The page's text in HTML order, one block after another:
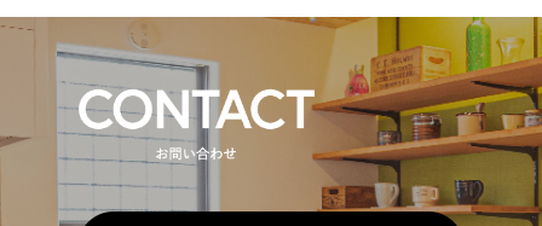
かしたご提案でお客様目線で全
力でサポート致します。
きっとお力になります！宜しく
お願い致します♪